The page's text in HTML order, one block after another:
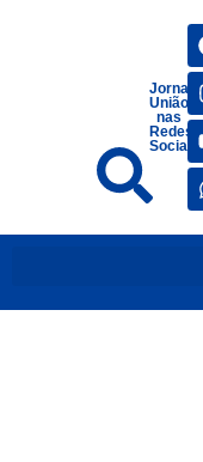
Jornais
União
nas
Redes
Sociais